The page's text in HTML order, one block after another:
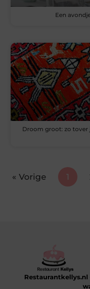
Een
Droom groot: zo tover
« Vorige 1